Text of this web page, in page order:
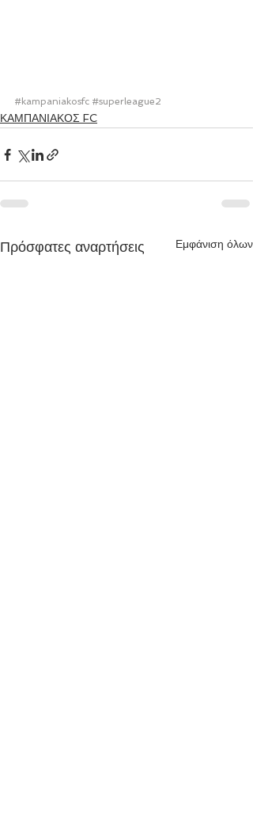
#kampaniakosfc #superleague2
ΚΑΜΠΑΝΙΑΚΟΣ FC
Πρόσφατες αναρτήσεις Εμφάνιση όλων